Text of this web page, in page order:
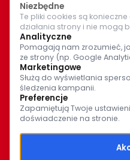
WIĘCEJ O NAS
Bądź z nami na bieżąco.
potrzebującym.
Niezbędne
Te pliki cookies są
działania strony i nie mogą
Analityczne
Pomagają nam zrozumieć,
ze strony (np. Google
Marketingowe
Służą do wyświetlania
śledzenia kampanii.
Preferencje
Zapamiętują Twoje
doświadczenie na stronie.